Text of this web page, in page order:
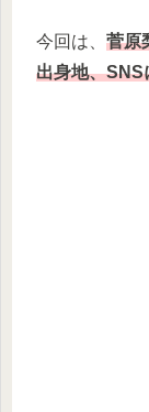
今回は、 菅原
出身地、SNS